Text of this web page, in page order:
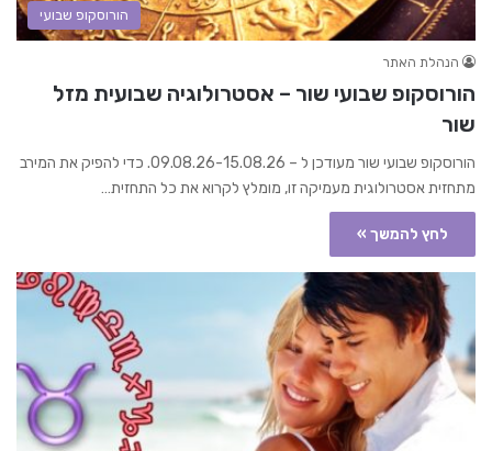
הורוסקופ שבועי
הנהלת האתר
הורוסקופ שבועי שור – אסטרולוגיה שבועית מזל
שור
הורוסקופ שבועי שור מעודכן ל – 09.08.26-15.08.26. כדי להפיק את המירב
מתחזית אסטרולוגית מעמיקה זו, מומלץ לקרוא את כל התחזית…
לחץ להמשך »